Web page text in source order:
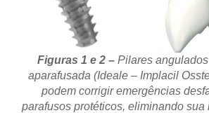
Figuras 1 e 2 – Pilares
aparafusada (Ideale – Implacil
podem corrigir emergências
parafusos protéticos, eliminando sua